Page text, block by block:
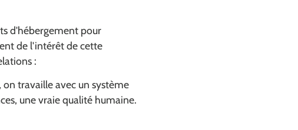
d'hébergement pour
de l'intérêt de cette
:
on travaille avec un système
une vraie qualité humaine.